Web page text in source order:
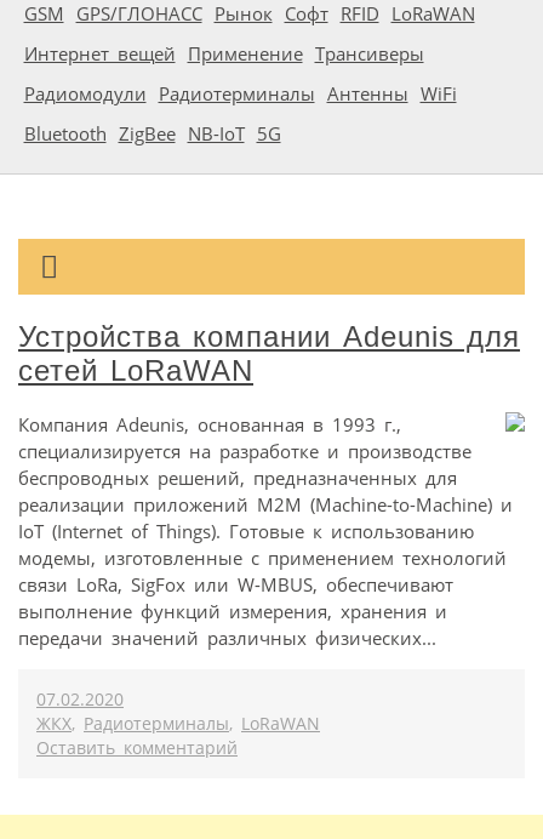
GSM GPS/ГЛОНАСС Рынок Софт RFID LoRaWAN
Интернет вещей Применение Трансиверы
Радиомодули Радиотерминалы Антенны WiFi
Bluetooth ZigBee NB-IoT 5G
Устройства компании Adeunis для
сетей LoRaWAN
Компания Adeunis, основанная в 1993 г.,
специализируется на разработке и производстве
беспроводных решений, предназначенных для
реализации приложений M2M (Machine-to-Machine) и
IoT (Internet of Things). Готовые к использованию
модемы, изготовленные с применением технологий
связи LoRa, SigFox или W-MBUS, обеспечивают
выполнение функций измерения, хранения и
передачи значений различных физических...
07.02.2020
ЖКХ, Радиотерминалы, LoRaWAN
Оставить комментарий